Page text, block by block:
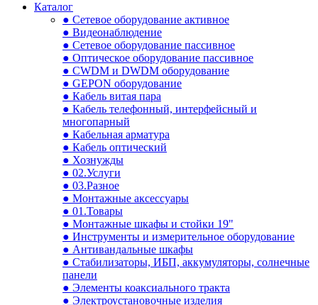
Каталог
● Сетевое оборудование активное
● Видеонаблюдение
● Сетевое оборудование пассивное
● Оптическое оборудование пассивное
● CWDM и DWDM оборудование
● GEPON оборудование
● Кабель витая пара
● Кабель телефонный, интерфейсный и
многопарный
● Кабельная арматура
● Кабель оптический
● Хознужды
● 02.Услуги
● 03.Разное
● Монтажные аксессуары
● 01.Товары
● Монтажные шкафы и стойки 19"
● Инструменты и измерительное оборудование
● Антивандальные шкафы
● Стабилизаторы, ИБП, аккумуляторы, солнечные
панели
● Элементы коаксиального тракта
● Электроустановочные изделия